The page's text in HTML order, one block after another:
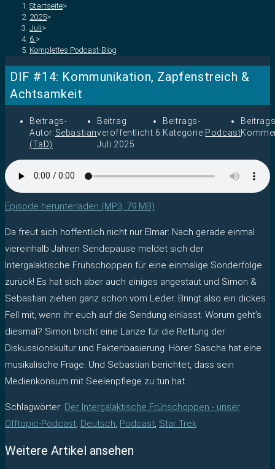
Startseite>
2025>
Juli>
6. >
Komplettes Podcast-Blog
DIF #14: Kommunikation, Zapfenstreich &
Achtsamkeit
Beitrags-
Autor:Sebastian
(TaD)
Beitrag
veröffentlicht:6.
Juli 2025
Beitrags-
Kategorie:Podcast
Episode herunterladen (MP3, 79 MB)
Da freut sich hoffentlich nicht nur Elmar: Nach gerade einmal
viereinhalb Jahren Sendepause meldet sich der
Intergalaktische Frühschoppen für eine einmalige Sonderfolge
zurück! Es hat sich aber auch einiges angestaut und Simon &
Sebastian ziehen ganz schön vom Leder. Bringt also ein dickes
Fell mit, wenn ihr euch auf die Sendung einlasst. Worum geht’s
diesmal? Simon bricht eine Lanze für die Rettung der
Diskussionskultur und Faktenbasierung. Hörer Sascha hat eine
musikalische Frage. Und Sebastian berichtet, dass sein
Medienkonsum mit Seelenpflege zu tun hat.
Schlagwörter: Der Intergalaktische Frühschoppen - unser
Offtopic-Podcast, Deutsch, Podcast, Star Trek
Weitere Artikel ansehen